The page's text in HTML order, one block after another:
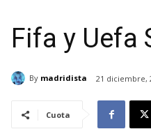
Fifa y Uefa
By madridista 21 diciembre,
Cuota